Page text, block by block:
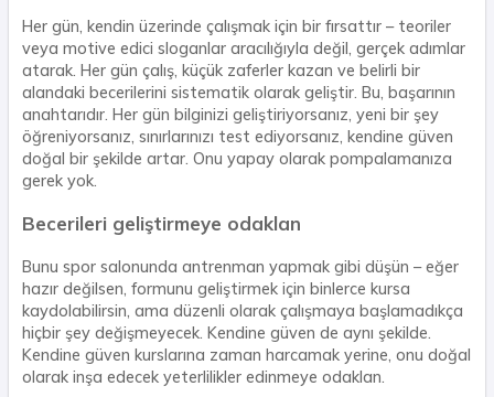
Her gün, kendin üzerinde çalışmak için bir fırsattır – teoriler
veya motive edici sloganlar aracılığıyla değil, gerçek adımlar
atarak. Her gün çalış, küçük zaferler kazan ve belirli bir
alandaki becerilerini sistematik olarak geliştir. Bu, başarının
anahtarıdır. Her gün bilginizi geliştiriyorsanız, yeni bir şey
öğreniyorsanız, sınırlarınızı test ediyorsanız, kendine güven
doğal bir şekilde artar. Onu yapay olarak pompalamanıza
gerek yok.
Becerileri geliştirmeye odaklan
Bunu spor salonunda antrenman yapmak gibi düşün – eğer
hazır değilsen, formunu geliştirmek için binlerce kursa
kaydolabilirsin, ama düzenli olarak çalışmaya başlamadıkça
hiçbir şey değişmeyecek. Kendine güven de aynı şekilde.
Kendine güven kurslarına zaman harcamak yerine, onu doğal
olarak inşa edecek yeterlilikler edinmeye odaklan.